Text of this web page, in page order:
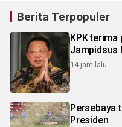
Berita Terpopuler
KPK
Jampidsus
14 jam lalu
Persebaya
Presiden